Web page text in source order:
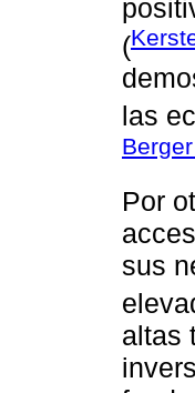
(
las
Por
sus
altas